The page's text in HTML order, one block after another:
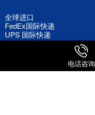
全球进口
FedEx国际快递
UPS 国际快递
国际物流
关注我们
电话咨询